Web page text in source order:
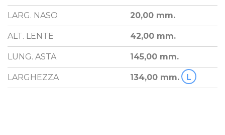
LARG. NASO 20,00 mm.
ALT. LENTE 42,00 mm.
LUNG. ASTA 145,00 mm.
LARGHEZZA 134,00 mm. L